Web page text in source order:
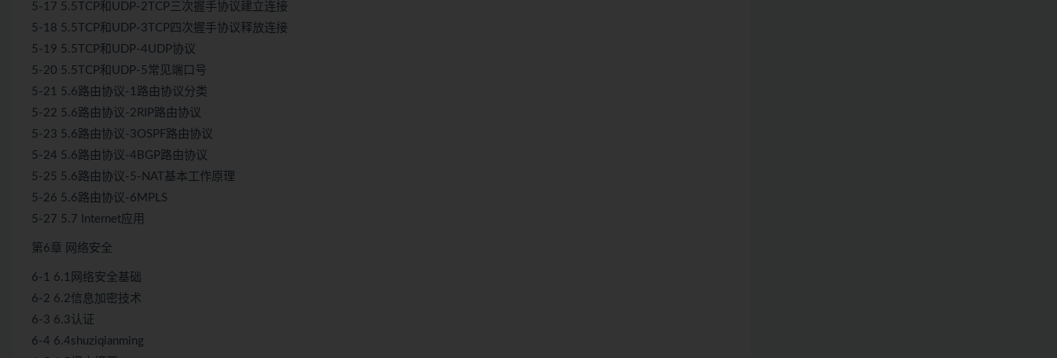
5-17 5.5TCP和UDP-2TCP三次握手协议建立连接
5-18 5.5TCP和UDP-3TCP四次握手协议释放连接
5-19 5.5TCP和UDP-4UDP协议
5-20 5.5TCP和UDP-5常见端口号
5-21 5.6路由协议-1路由协议分类
5-22 5.6路由协议-2RIP路由协议
5-23 5.6路由协议-3OSPF路由协议
5-24 5.6路由协议-4BGP路由协议
5-25 5.6路由协议-5-NAT基本工作原理
5-26 5.6路由协议-6MPLS
5-27 5.7 Internet应用
第6章 网络安全
6-1 6.1网络安全基础
6-2 6.2信息加密技术
6-3 6.3认证
6-4 6.4shuziqianming